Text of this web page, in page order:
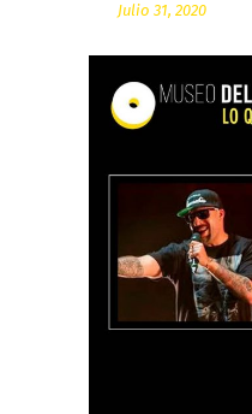
Julio 31, 2020